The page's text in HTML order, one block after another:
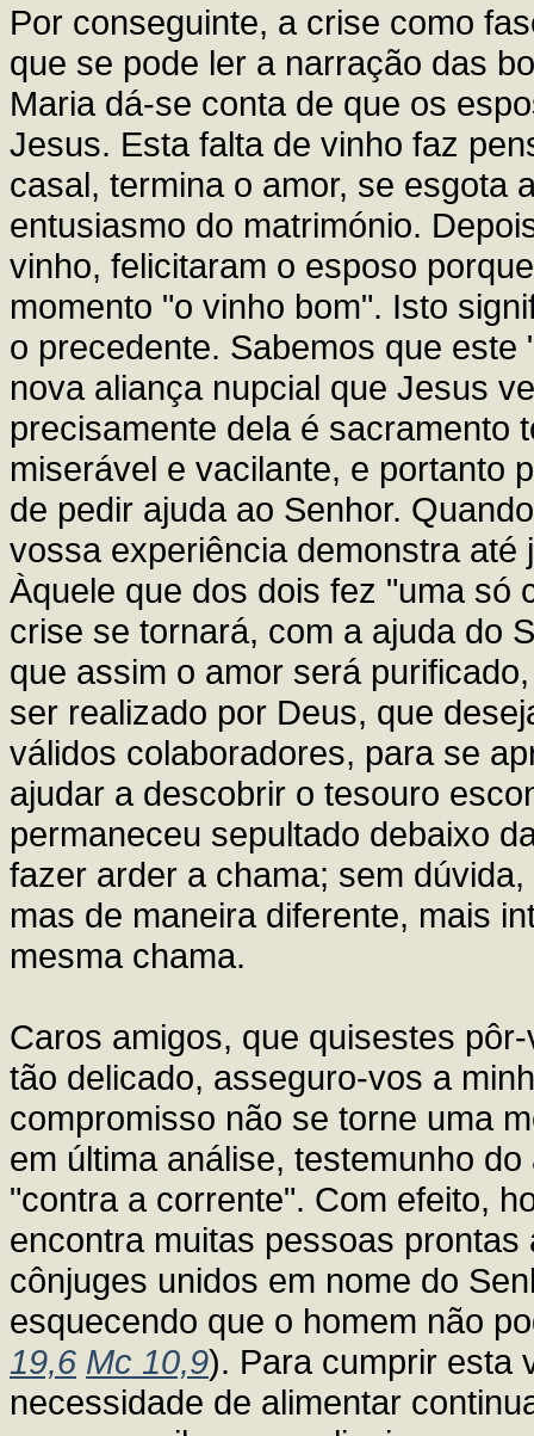
Por conseguinte, a crise como
que se pode ler a narração das
Maria dá-se conta de que os
Jesus. Esta falta de vinho faz
casal, termina o amor, se esgota
entusiasmo do matrimónio.
vinho, felicitaram o esposo
momento "o vinho bom". Isto
o precedente. Sabemos que
nova aliança nupcial que Jesus
precisamente dela é sacramento
miserável e vacilante, e portanto
de pedir ajuda ao Senhor.
vossa experiência demonstra
Àquele que dos dois fez "uma só
crise se tornará, com a ajuda do
que assim o amor será
ser realizado por Deus, que
válidos colaboradores, para se
ajudar a descobrir o tesouro
permaneceu sepultado debaixo
fazer arder a chama; sem
mas de maneira diferente, mais
mesma chama.
Caros amigos, que quisestes
tão delicado, asseguro-vos a
compromisso não se torne uma
em última análise, testemunho
"contra a corrente". Com efeito,
encontra muitas pessoas
cônjuges unidos em nome do
esquecendo que o homem não
19,6 Mc 10,9). Para cumprir esta
necessidade de alimentar